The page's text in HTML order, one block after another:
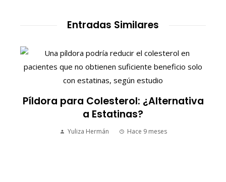
Entradas Similares
Píldora para Colesterol: ¿Alternativa
a Estatinas?
Yuliza Hermán Hace 9 meses